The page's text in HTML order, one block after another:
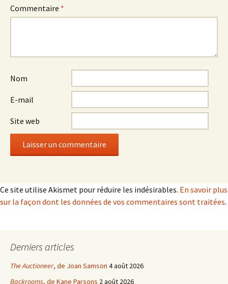
Commentaire *
Nom
E-mail
Site web
Ce site utilise Akismet pour réduire les indésirables. En savoir plus
sur la façon dont les données de vos commentaires sont traitées.
Derniers articles
The Auctioneer, de Joan Samson 4 août 2026
Backrooms, de Kane Parsons 2 août 2026